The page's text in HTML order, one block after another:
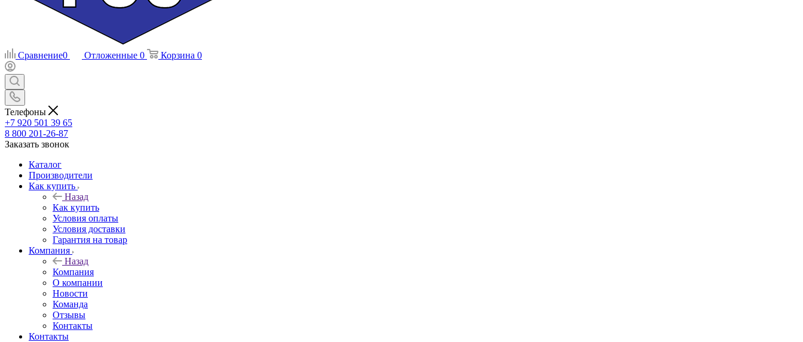
Сравнение0 Отложенные 0 Корзина 0
Телефоны
+7 920 501 39 65
8 800 201-26-87
Заказать звонок
Каталог
Производители
Как купить
Назад
Как купить
Условия оплаты
Условия доставки
Гарантия на товар
Компания
Назад
Компания
О компании
Новости
Команда
Отзывы
Контакты
Контакты